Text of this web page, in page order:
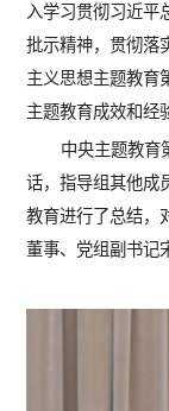
入学习贯彻习近平
批示精神，贯彻落
主义思想主题教育
主题教育成效和经
中央主题教育
话，指导组其他成
教育进行了总结，
董事、党组副书记